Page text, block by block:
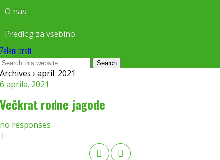
O nas
Predlog za vsebino
Zeleni prsti
Archives › april, 2021
6 aprila, 2021
Večkrat rodne jagode
no responses